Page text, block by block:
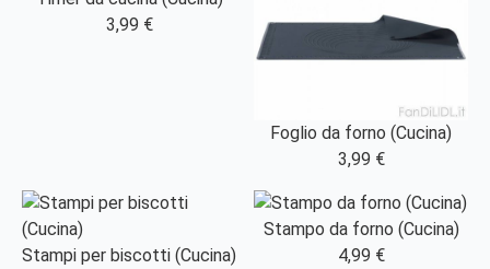
3,99 €
Foglio da forno (Cucina)
3,99 €
Stampi per biscotti (Cucina)
Stampo da forno (Cucina)
4,99 €